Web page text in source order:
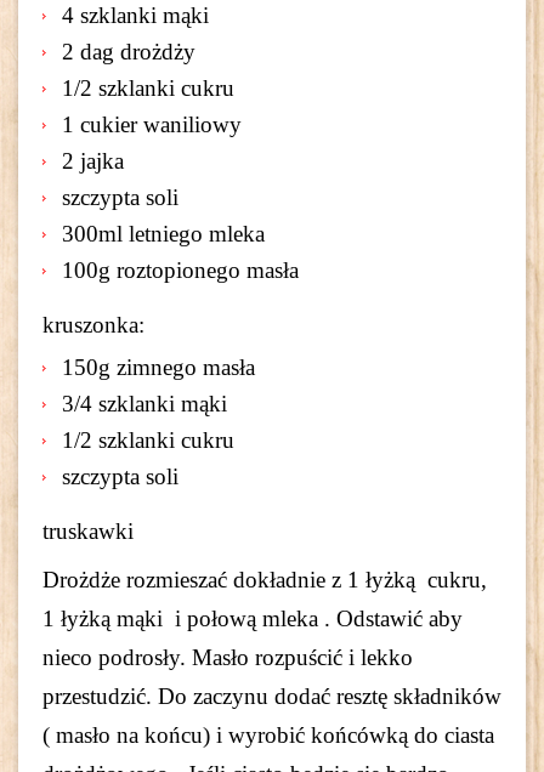
4 szklanki mąki
2 dag drożdży
1/2 szklanki cukru
1 cukier waniliowy
2 jajka
szczypta soli
300ml letniego mleka
100g roztopionego masła
kruszonka:
150g zimnego masła
3/4 szklanki mąki
1/2 szklanki cukru
szczypta soli
truskawki
Drożdże rozmieszać dokładnie z 1 łyżką cukru,
1 łyżką mąki i połową mleka . Odstawić aby
nieco podrosły. Masło rozpuścić i lekko
przestudzić. Do zaczynu dodać resztę składników
( masło na końcu) i wyrobić końcówką do ciasta